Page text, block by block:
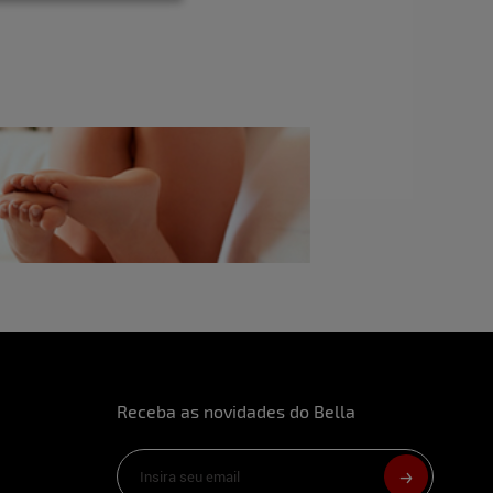
com você mesma e ser autêntica.
você já fez?
feminina?
a masturbação com vibrador então eu
o meu corpo, todas as mulheres devem
Quais?
já transei foi dentro da piscina em uma
Receba as novidades do Bella